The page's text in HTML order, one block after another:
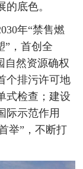
底色。
年“禁售燃
”，首创全
自然资源确权
个排污许可地
式检查；建设
际示范作用
举”，不断打